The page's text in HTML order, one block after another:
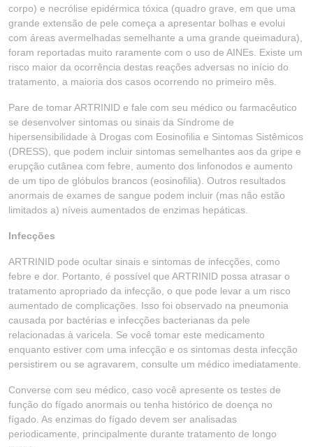
corpo) e necrólise epidérmica tóxica (quadro grave, em que uma
grande extensão de pele começa a apresentar bolhas e evolui
com áreas avermelhadas semelhante a uma grande queimadura),
foram reportadas muito raramente com o uso de AINEs. Existe um
risco maior da ocorrência destas reações adversas no início do
tratamento, a maioria dos casos ocorrendo no primeiro mês.
Pare de tomar ARTRINID e fale com seu médico ou farmacêutico
se desenvolver sintomas ou sinais da Síndrome de
hipersensibilidade à Drogas com Eosinofilia e Sintomas Sistêmicos
(DRESS), que podem incluir sintomas semelhantes aos da gripe e
erupção cutânea com febre, aumento dos linfonodos e aumento
de um tipo de glóbulos brancos (eosinofilia). Outros resultados
anormais de exames de sangue podem incluir (mas não estão
limitados a) níveis aumentados de enzimas hepáticas.
Infecções
ARTRINID pode ocultar sinais e sintomas de infecções, como
febre e dor. Portanto, é possível que ARTRINID possa atrasar o
tratamento apropriado da infecção, o que pode levar a um risco
aumentado de complicações. Isso foi observado na pneumonia
causada por bactérias e infecções bacterianas da pele
relacionadas à varicela. Se você tomar este medicamento
enquanto estiver com uma infecção e os sintomas desta infecção
persistirem ou se agravarem, consulte um médico imediatamente.
Converse com seu médico, caso você apresente os testes de
função do fígado anormais ou tenha histórico de doença no
fígado. As enzimas do fígado devem ser analisadas
periodicamente, principalmente durante tratamento de longo